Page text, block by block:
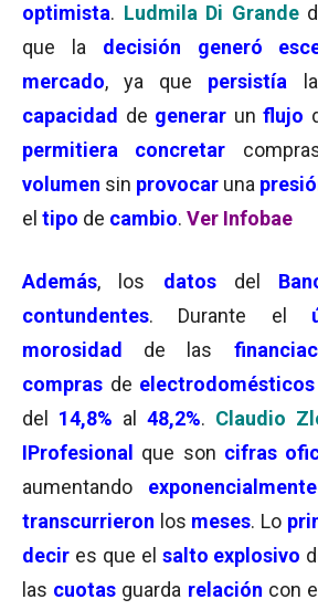
optimista. Ludmila Di Grande
que la decisión generó
mercado, ya que persistía
capacidad de generar un flujo
permitiera
concretar
volumen sin provocar una
el tipo de cambio. Ver Infobae
Además, los datos del
contundentes. Durante el
morosidad
de las
compras de electrodomésticos
del 14,8% al 48,2%. Claudio
IProfesional
que son cifras
aumentando
transcurrieron los meses. Lo
decir es que el salto explosivo
las cuotas guarda relación con el